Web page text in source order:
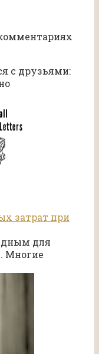
с друзьями:
затрат при
для
Многие